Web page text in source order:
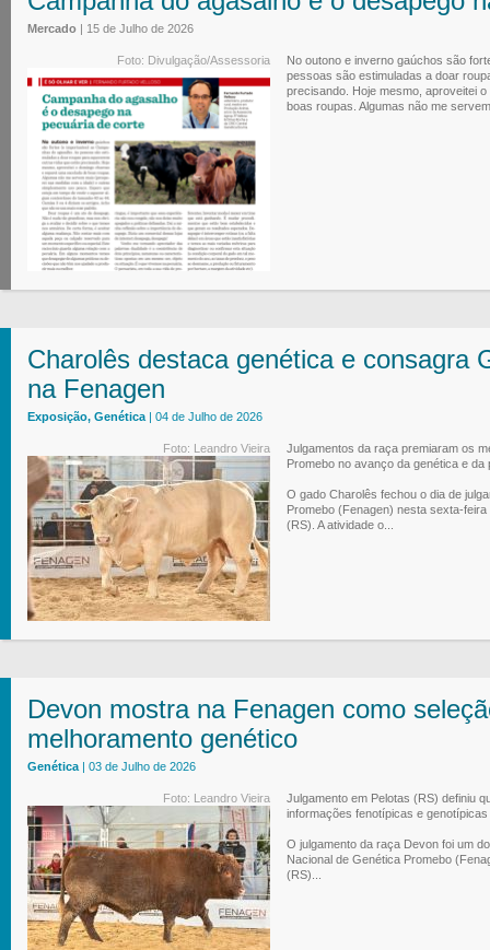
Mercado | 15 de Julho de 2026
Foto: Divulgação/Assessoria
No outono e inverno gaúchos são
pessoas são estimuladas a doar
precisando. Hoje mesmo, aproveitei
boas roupas. Algumas não me
Charolês destaca genética e consagra
na Fenagen
Exposição, Genética | 04 de Julho de 2026
Foto: Leandro Vieira
Julgamentos da raça premiaram os
Promebo no avanço da genética e da
O gado Charolês fechou o dia de
Promebo (Fenagen) nesta sexta-
(RS). A atividade o...
Devon mostra na Fenagen como
melhoramento genético
Genética | 03 de Julho de 2026
Foto: Leandro Vieira
Julgamento em Pelotas (RS) definiu
informações fenotípicas e
O julgamento da raça Devon foi um
Nacional de Genética Promebo
(RS)...